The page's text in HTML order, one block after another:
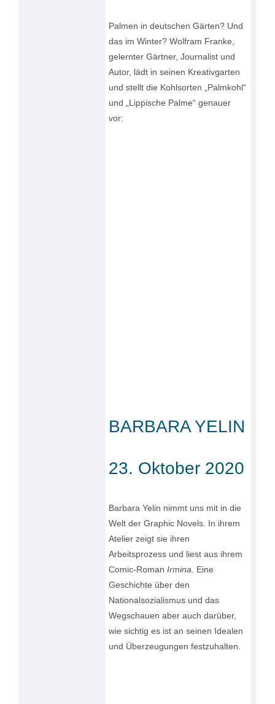
Palmen in deutschen Gärten? Und
das im Winter? Wolfram Franke,
gelernter Gärtner, Journalist und
Autor, lädt in seinen Kreativgarten
und stellt die Kohlsorten „Palmkohl“
und „Lippische Palme“ genauer
vor:
BARBARA YELIN
23. Oktober 2020
Barbara Yelin nimmt uns mit in die
Welt der Graphic Novels. In ihrem
Atelier zeigt sie ihren
Arbeitsprozess und liest aus ihrem
Comic-RomanIrmina . Eine
Geschichte über den
Nationalsozialismus und das
Wegschauen aber auch darüber,
wie sichtig es ist an seinen Idealen
und Überzeugungen festzuhalten.